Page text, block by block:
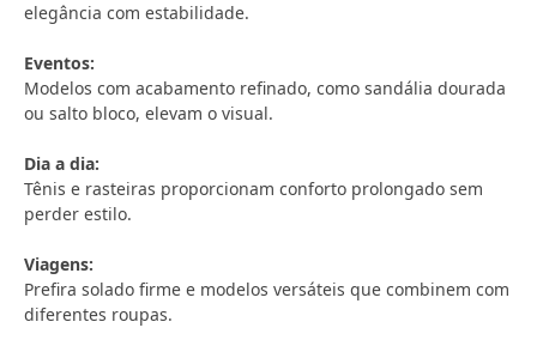
elegância com estabilidade.
Eventos:
Modelos com acabamento refinado, como sandália dourada
ou salto bloco, elevam o visual.
Dia a dia:
Tênis e rasteiras proporcionam conforto prolongado sem
perder estilo.
Viagens:
Prefira solado firme e modelos versáteis que combinem com
diferentes roupas.